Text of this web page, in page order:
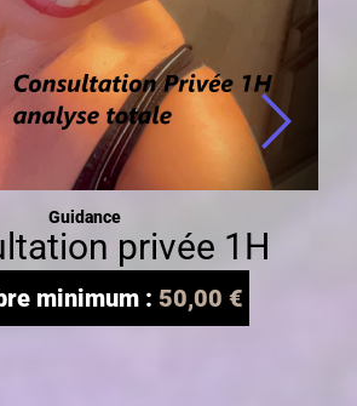
Guidance
privée 1H
minimum :50,00€